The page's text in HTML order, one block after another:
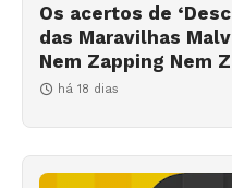
Os acertos de
das Maravilhas
Nem Zapping Nem
há 18 dias